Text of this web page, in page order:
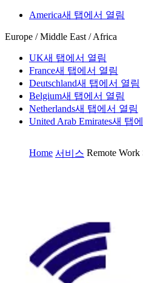
America새 탭에서 열림
Europe / Middle East / Africa
UK새 탭에서 열림
France새 탭에서 열림
Deutschland새 탭에서 열림
Belgium새 탭에서 열림
Netherlands새 탭에서 열림
United Arab Emirates새 탭
Home 서비스 Remote Work